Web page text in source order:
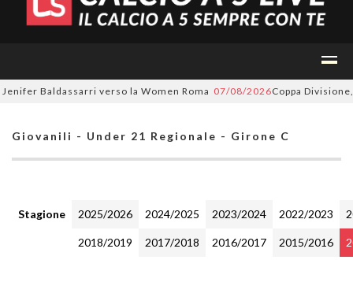
Baldassarri verso la Women Roma 07/08/2026Coppa Divisione, si
Giovanili - Under 21 Regionale - Girone C
Stagione 2025/2026 2024/2025 2023/2024 2022/2023
2018/2019 2017/2018 2016/2017 2015/2016